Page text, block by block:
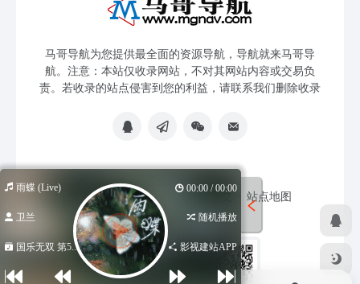
马哥导航为您提供最全面的资源导航，导航就来马哥导
航。注意：本站仅收录网站，不对其网站内容或交易负
责。若收录的站点侵害到您的利益，请联系我们删除收录
免责声明 友链申请 网站提交 站点地图
雨蝶 (Live) 00:00 / 00:00
卫兰 随机播放
国乐无双 第5... 影视建站APP